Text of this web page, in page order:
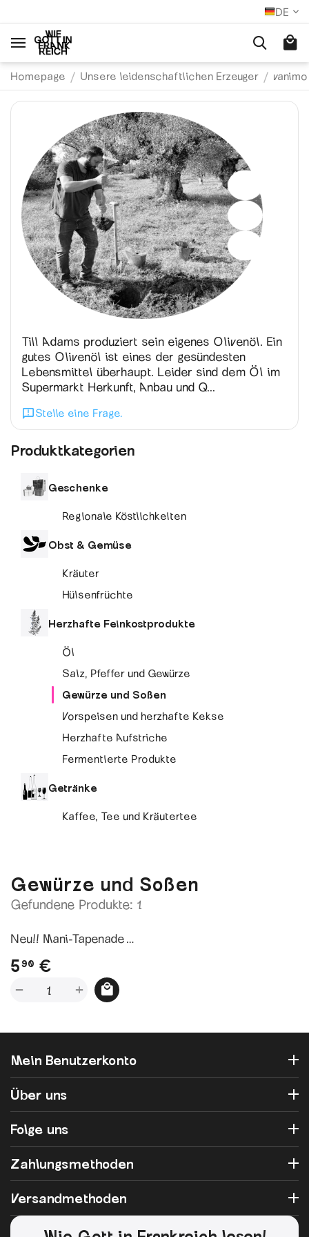
DE
Homepage / Unsere leidenschaftlichen Erzeuger /
Gewürze und Soßen
Gefundene Produkte: 1
Neu!! Mani-Tapenade
590 €
+
−
Till Adams produziert sein eigenes Olivenöl. Ein
gutes Olivenöl ist eines der gesündesten
Lebensmittel überhaupt. Leider sind dem Öl im
Supermarkt Herkunft, Anbau und Q...
Stelle eine Frage.
Produktkategorien
Geschenke
Regionale Köstlichkeiten
Obst & Gemüse
Kräuter
Hülsenfrüchte
Herzhafte Feinkostprodukte
Öl
Salz, Pfeffer und Gewürze
Gewürze und Soßen
Vorspeisen und herzhafte Kekse
Herzhafte Aufstriche
Fermentierte Produkte
Getränke
Kaffee, Tee und Kräutertee
Mein Benutzerkonto
Über uns
Folge uns
Zahlungsmethoden
Versandmethoden